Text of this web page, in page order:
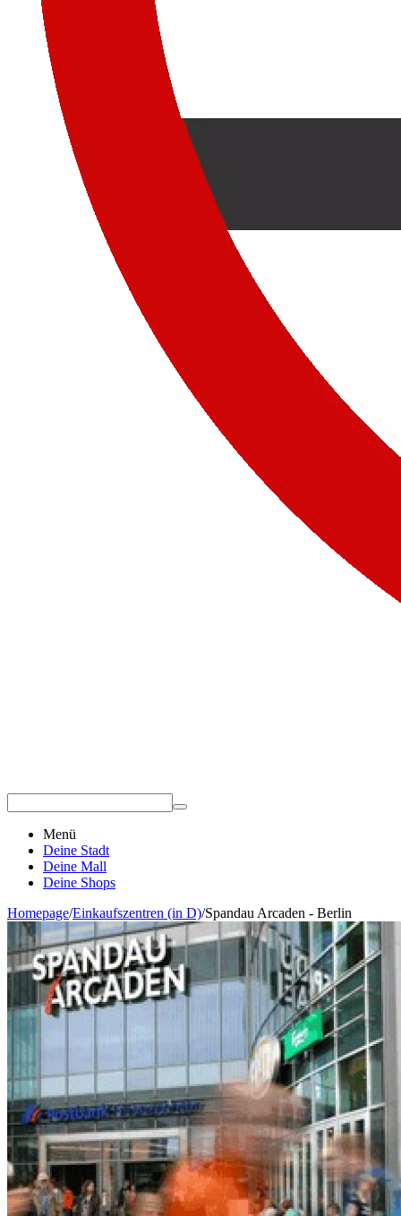
Menü
Deine Stadt
Deine Mall
Deine Shops
Homepage/Einkaufszentren (in D)/Spandau Arcaden - Berlin